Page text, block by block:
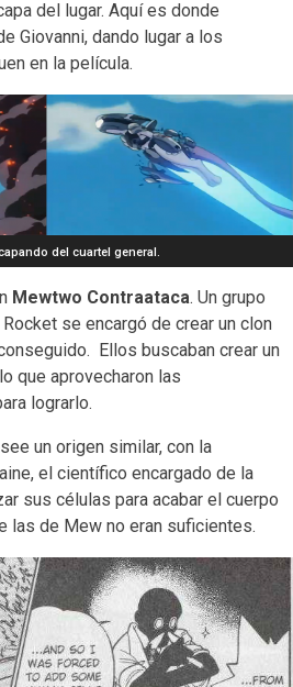
del lugar. Aquí es donde
Giovanni, dando lugar a los
en la película.
del cuartel general.
Mewtwo Contraataca. Un grupo
se encargó de crear un clon
Ellos buscaban crear un
que aprovecharon las
lograrlo.
un origen similar, con la
el científico encargado de la
sus células para acabar el cuerpo
las de Mew no eran suficientes.